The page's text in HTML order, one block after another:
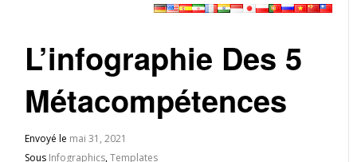
L’infographie Des 5
Métacompétences
Envoyé le mai 31, 2021
Sous Infographics,Templates